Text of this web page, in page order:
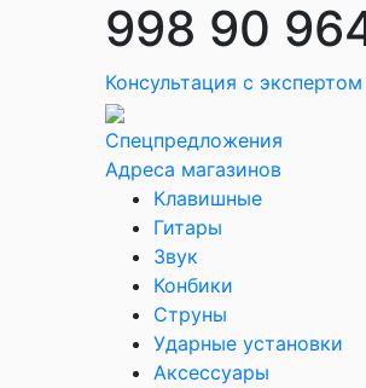
998 90
Консультация с экспертом
Спецпредложения
Адреса магазинов
Клавишные
Гитары
Звук
Конбики
Струны
Ударные установки
Аксессуары